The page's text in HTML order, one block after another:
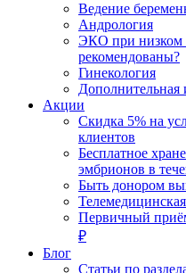
Ведение
Андрология
ЭКО при низком
рекомендованы?
Гинекология
Акции
Скидка 5% на
клиентов
Бесплатное
эмбрионов в
Быть донором
Первичный
₽
Блог
Статьи по